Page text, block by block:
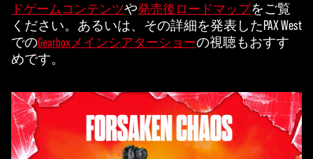
プ
ラ
イ
バ
ー
ポ
リ
シ
ドゲームコンテンツや発売後ロードマップをご覧
ください。あるいは、その詳細を発表したPAX West
でのGearboxメインシアターショーの視聴もおすす
めです。